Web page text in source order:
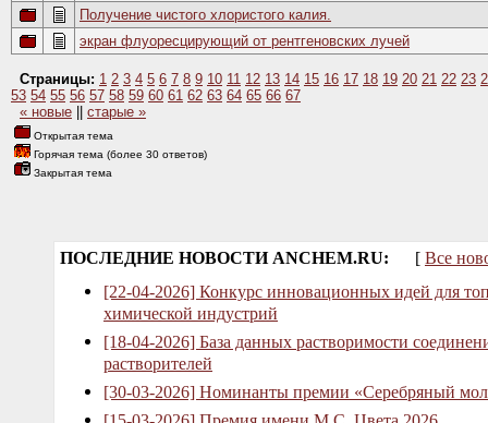
Получение чистого хлористого калия.
экран флуоресцирующий от рентгеновских лучей
Страницы: 1 2 3 4 5 6 7 8 9 10 11 12 13 14 15 16 17 18 19 20 21 22 23
53 54 55 56 57 58 59 60 61 62 63 64 65 66 67
« новые
старые »
Открытая тема
Горячая тема (более 30 ответов)
Закрытая тема
ПОСЛЕДНИЕ НОВОСТИ ANCHEM.RU: [ Все
[22-04-2026] Конкурс инновационных идей для
химической индустрий
[18-04-2026] База данных растворимости
растворителей
[30-03-2026] Номинанты премии «Серебряный